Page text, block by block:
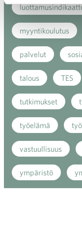
myyntikoulutus
palvelut
talous TES
tutkimukset
työelämä
vastuullisuus
ympäristö